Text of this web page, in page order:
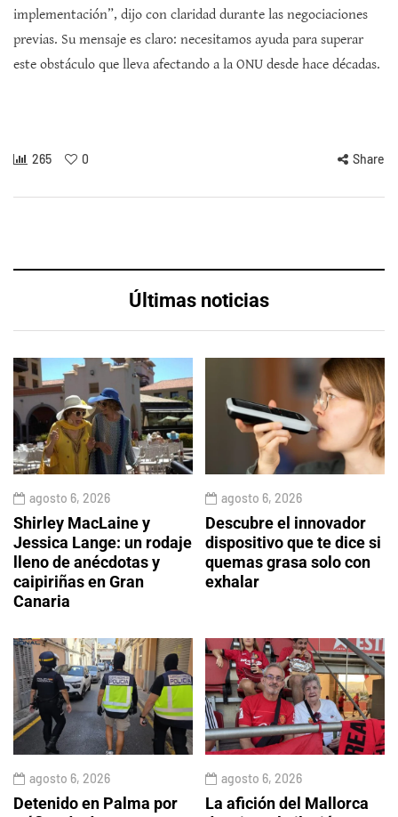
implementación”, dijo con claridad durante las negociaciones
previas. Su mensaje es claro: necesitamos ayuda para superar
este obstáculo que lleva afectando a la ONU desde hace décadas.
265 0 Share
Últimas noticias
agosto 6, 2026
Shirley MacLaine y
Jessica Lange: un rodaje
lleno de anécdotas y
caipiriñas en Gran
Canaria
agosto 6, 2026
Descubre el innovador
dispositivo que te dice si
quemas grasa solo con
exhalar
agosto 6, 2026
Detenido en Palma por
agosto 6, 2026
La afición del Mallorca